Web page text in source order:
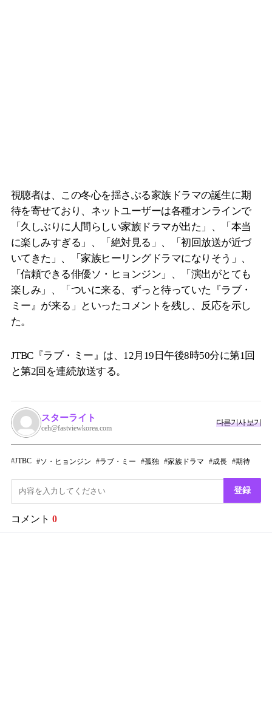
視聴者は、この冬心を揺さぶる家族ドラマの誕生に期
待を寄せており、ネットユーザーは各種オンラインで
「久しぶりに人間らしい家族ドラマが出た」、「本当
に楽しみすぎる」、「絶対見る」、「初回放送が近づ
いてきた」、「家族ヒーリングドラマになりそう」、
「信頼できる俳優ソ・ヒョンジン」、「演出がとても
楽しみ」、「ついに来る、ずっと待っていた『ラブ・
ミー』が来る」といったコメントを残し、反応を示し
た。
JTBC『ラブ・ミー』は、12月19日午後8時50分に第1回
と第2回を連続放送する。
スターライト
ceh@fastviewkorea.com
다른기사 보기
JTBC ソ・ヒョンジン ラブ・ミー 孤独 家族ドラマ 成長 期待
登録
コメント 0